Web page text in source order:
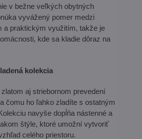
v bežne veľkých obytných
vyvážený pomer medzi
a praktickým využitím, takže je
kde sa kladie dôraz na
kolekcia
aj striebornom prevedení
čomu ho ľahko zladíte s ostatným
navyše dopĺňa nástenné a
štýle, ktoré umožní vytvoriť
celého priestoru.